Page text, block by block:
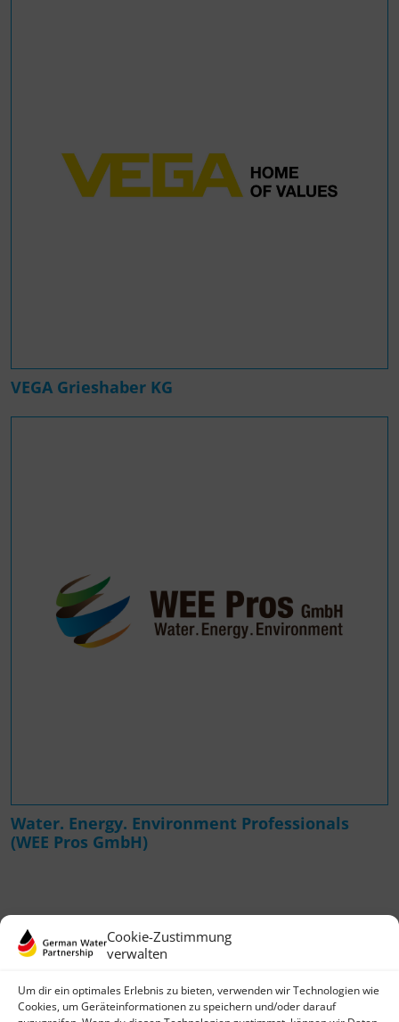
Cookie-Zustimmung
verwalten
Um dir ein optimales Erlebnis zu bieten, verwenden wir Technologien wie
Cookies, um Geräteinformationen zu speichern und/oder darauf
VEGA Grieshaber KG
Water. Energy. Environment Professionals
(WEE Pros GmbH)